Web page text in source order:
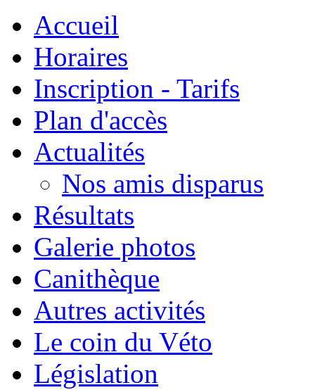
Accueil
Horaires
Inscription - Tarifs
Plan d'accès
Actualités
Nos amis disparus
Résultats
Galerie photos
Canithèque
Autres activités
Le coin du Véto
Législation